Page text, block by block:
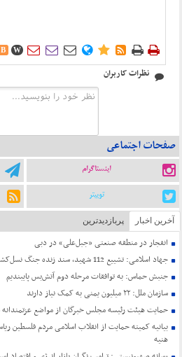
B W        
نظرات کاربران
صفحات اجتماعی
اینستاگرام
توییتر
آخرین اخبار پربازدیدترین
انفجار در منطقه صنعتی «جبل‌علی» در دبی
جهاد اسلامی: تشییع 112 شهید، سند زنده جنگ نسل‌کشی در غزه است
جنبش حماس: به توافقات مرحله دوم آتش‌بس پایبندیم
سازمان ملل: ۲۲ میلیون یمنی به کمک نیاز دارند
حمایت هیئت رئیسه مجلس خبرگان از مواضع
بیانیه کمیته حمایت از انقلاب اسلامی مردم
هنیه